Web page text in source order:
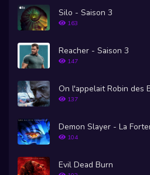
Silo - Saison 3
163
Reacher - Saison 3
147
On l'appelait Robin des
137
Demon Slayer - La
104
Evil Dead Burn